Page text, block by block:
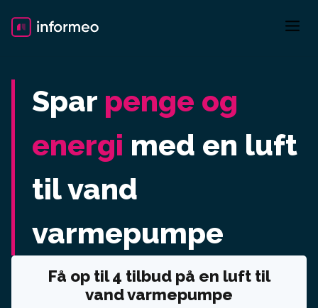
content
Spar penge og
energi med en luft
til vand
varmepumpe
Få op til 4 tilbud på en luft til
vand varmepumpe